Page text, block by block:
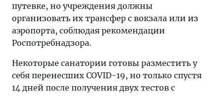
путевке, но учреждения должны
организовать их трансфер с вокзала или из
аэропорта, соблюдая рекомендации
Роспотребнадзора.
Некоторые санатории готовы разместить у
себя перенесших COVID-19, но только спустя
14 дней после получения двух тестов с